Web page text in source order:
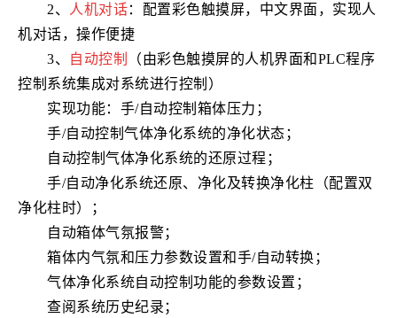
2、 人机对话：配置彩色触摸屏，中文界面，实现人
机对话，操作便捷
3、 自动控制 （由彩色触摸屏的人机界面和PLC程序
控制 系统集成对系统进行控制）
实现功能：手/自动控制 箱体压力；
手/自动控制气体净化系统的净化状态；
自动控制气体净化系统的还原过程；
手/自动净化系统还原、净化及转换净化柱（配置双
净化柱时）；
自动箱体气氛报警；
箱体内气氛和压力参数设置和手/自动转换；
气体净化系统自动控制功能的参数设置；
查阅系统历史纪录；